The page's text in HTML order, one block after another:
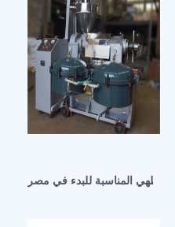
الطهي المناسبة للبدء في مصر